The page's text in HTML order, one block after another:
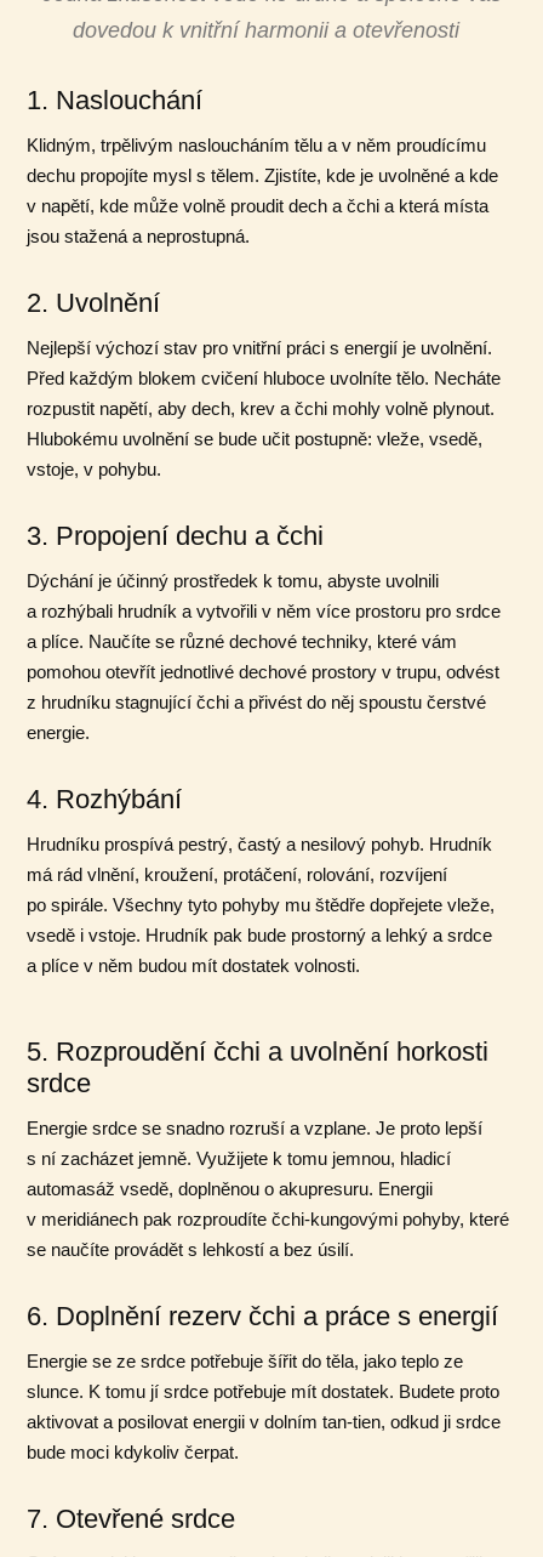
dovedou k vnitřní harmonii a otevřenosti
1. Naslouchání
Klidným, trpělivým nasloucháním tělu a v něm proudícímu
dechu propojíte mysl s tělem. Zjistíte, kde je uvolněné a kde
v napětí, kde může volně proudit dech a čchi a která místa
jsou stažená a neprostupná.
2. Uvolnění
Nejlepší výchozí stav pro vnitřní práci s energií je uvolnění.
Před každým blokem cvičení hluboce uvolníte tělo. Necháte
rozpustit napětí, aby dech, krev a čchi mohly volně plynout.
Hlubokému uvolnění se bude učit postupně: vleže, vsedě,
vstoje, v pohybu.
3. Propojení dechu a čchi
Dýchání je účinný prostředek k tomu, abyste uvolnili
a rozhýbali hrudník a vytvořili v něm více prostoru pro srdce
a plíce. Naučíte se různé dechové techniky, které vám
pomohou otevřít jednotlivé dechové prostory v trupu, odvést
z hrudníku stagnující čchi a přivést do něj spoustu čerstvé
energie.
4. Rozhýbání
Hrudníku prospívá pestrý, častý a nesilový pohyb. Hrudník
má rád vlnění, kroužení, protáčení, rolování, rozvíjení
po spirále. Všechny tyto pohyby mu štědře dopřejete vleže,
vsedě i vstoje. Hrudník pak bude prostorný a lehký a srdce
a plíce v něm budou mít dostatek volnosti.
5. Rozproudění čchi a uvolnění horkosti
srdce
Energie srdce se snadno rozruší a vzplane. Je proto lepší
s ní zacházet jemně. Využijete k tomu jemnou, hladicí
automasáž vsedě, doplněnou o akupresuru. Energii
v meridiánech pak rozproudíte čchi-kungovými pohyby, které
se naučíte provádět s lehkostí a bez úsilí.
6. Doplnění rezerv čchi a práce s energií
Energie se ze srdce potřebuje šířit do těla, jako teplo ze
slunce. K tomu jí srdce potřebuje mít dostatek. Budete proto
aktivovat a posilovat energii v dolním tan-tien, odkud ji srdce
bude moci kdykoliv čerpat.
7. Otevřené srdce